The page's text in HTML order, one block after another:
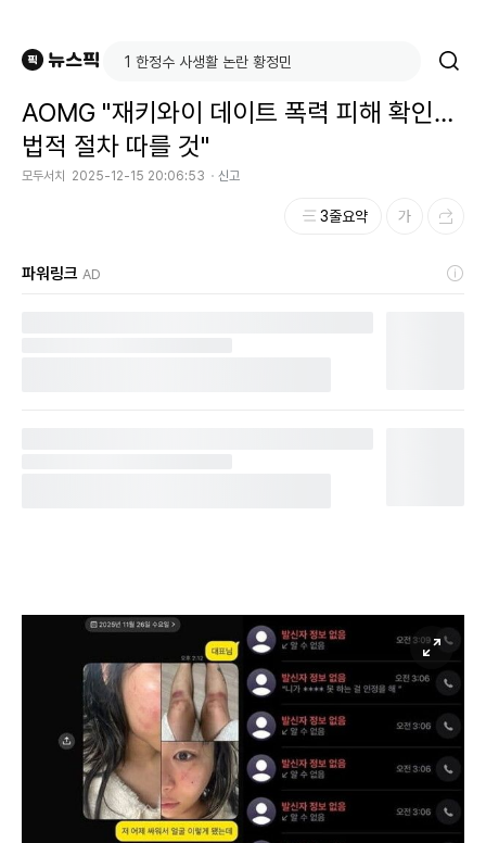
AOMG "재키와이 데이트 폭력 피해 확인…
법적 절차 따를 것"
모두서치 2025-12-15 20:06:53 신고
3줄요약
파워링크 AD